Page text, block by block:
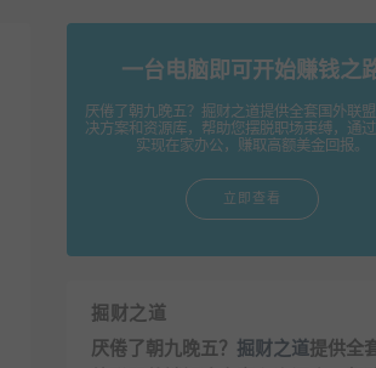
一台电脑即可开始赚钱之
厌倦了朝九晚五？掘财之道提供全套国外联
决方案和资源库，帮助您摆脱职场束缚，通
实现在家办公，赚取高额美金回报。
立即查看
掘财之道
厌倦了朝九晚五？ 掘财之道提供全